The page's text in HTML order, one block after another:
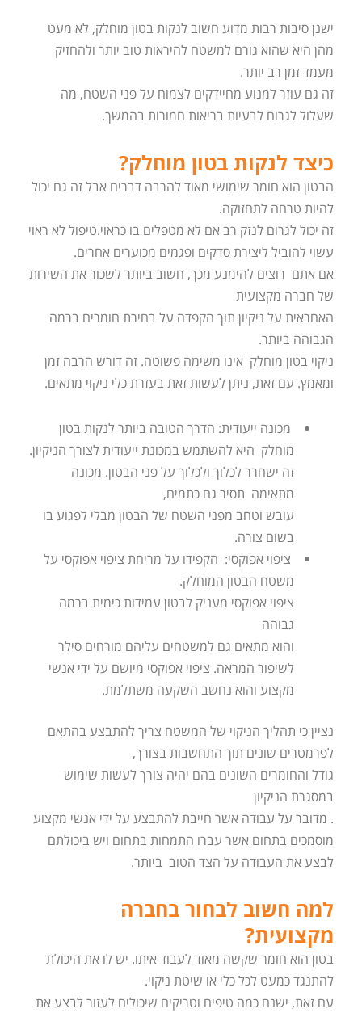
ישנן סיבות רבות מדוע חשוב לנקות בטון מוחלק, לא מעט
מהן היא שהוא גורם למשטח להיראות טוב יותר ולהחזיק
מעמד זמן רב יותר.
זה גם עוזר למנוע מחיידקים לצמוח על פני השטח, מה
שעלול לגרום לבעיות בריאות חמורות בהמשך.
כיצד לנקות בטון מוחלק?
הבטון הוא חומר שימושי מאוד להרבה דברים אבל זה גם יכול
להיות טרחה לתחזוקה.
זה יכול לגרום לנזק רב אם לא מטפלים בו כראוי.טיפול לא ראוי
עשוי להוביל ליצירת סדקים ופגמים מכוערים אחרים.
אם אתם רוצים להימנע מכך, חשוב ביותר לשכור את השירות
של חברה מקצועית
האחראית על ניקיון תוך הקפדה על בחירת חומרים ברמה
הגבוהה ביותר.
ניקוי בטון מוחלק אינו משימה פשוטה. זה דורש הרבה זמן
ומאמץ. עם זאת, ניתן לעשות זאת בעזרת כלי ניקוי מתאים.
מכונה ייעודית: הדרך הטובה ביותר לנקות בטון
מוחלק היא להשתמש במכונת ייעודית לצורך הניקיון.
זה ישחרר לכלוך ולכלוך על פני הבטון. מכונה
מתאימה תסיר גם כתמים,
עובש וטחב מפני השטח של הבטון מבלי לפגוע בו
בשום צורה.
ציפוי אפוקסי: הקפידו על מריחת ציפוי אפוקסי על
משטח הבטון המוחלק.
ציפוי אפוקסי מעניק לבטון עמידות כימית ברמה
גבוהה
והוא מתאים גם למשטחים עליהם מורחים סילר
לשיפור המראה. ציפוי אפוקסי מיושם על ידי אנשי
מקצוע והוא נחשב השקעה משתלמת.
נציין כי תהליך הניקוי של המשטח צריך להתבצע בהתאם
לפרמטרים שונים תוך התחשבות בצורך,
גודל והחומרים השונים בהם יהיה צורך לעשות שימוש
במסגרת הניקיון
. מדובר על עבודה אשר חייבת להתבצע על ידי אנשי מקצוע
מוסמכים בתחום אשר עברו התמחות בתחום ויש ביכולתם
לבצע את העבודה על הצד הטוב ביותר.
למה חשוב לבחור בחברה
מקצועית?
בטון הוא חומר שקשה מאוד לעבוד איתו. יש לו את היכולת
להתנגד כמעט לכל כלי או שיטת ניקוי.
עם זאת, ישנם כמה טיפים וטריקים שיכולים לעזור לבצע את